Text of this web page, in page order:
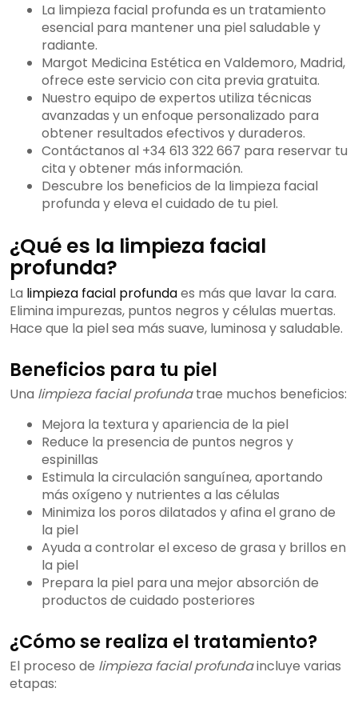
La limpieza facial profunda es un tratamiento
esencial para mantener una piel saludable y
radiante.
Margot Medicina Estética en Valdemoro, Madrid,
ofrece este servicio con cita previa gratuita.
Nuestro equipo de expertos utiliza técnicas
avanzadas y un enfoque personalizado para
obtener resultados efectivos y duraderos.
Contáctanos al +34 613 322 667 para reservar tu
cita y obtener más información.
Descubre los beneficios de la limpieza facial
profunda y eleva el cuidado de tu piel.
¿Qué es la limpieza facial
profunda?
La limpieza facial profundaes más que lavar la cara.
Elimina impurezas, puntos negros y células muertas.
Hace que la piel sea más suave, luminosa y saludable.
Beneficios para tu piel
Una limpieza facial profundatrae muchos beneficios:
Mejora la textura y apariencia de la piel
Reduce la presencia de puntos negros y
espinillas
Estimula la circulación sanguínea, aportando
más oxígeno y nutrientes a las células
Minimiza los poros dilatados y afina el grano de
la piel
Ayuda a controlar el exceso de grasa y brillos en
la piel
Prepara la piel para una mejor absorción de
productos de cuidado posteriores
¿Cómo se realiza el tratamiento?
El proceso de limpieza facial profundaincluye varias
etapas: